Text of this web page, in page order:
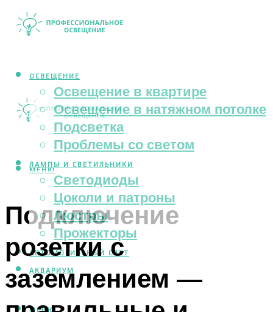
ОСВЕЩЕНИЕ
Освещение в квартире
Освещение в натяжном потолке
Подсветка
Проблемы со светом
ЛАМПЫ И СВЕТИЛЬНИКИ
Светодиоды
Цоколи и патроны
Люстры
Прожекторы
АВТОМОБИЛЬНЫЙ СВЕТ
АКВАРИУМ
МЕНЮ
МЕНЮ
Подключение
розетки с
заземлением —